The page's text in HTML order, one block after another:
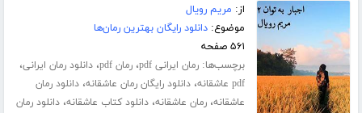
از: مریم رویال
موضوع:دانلود رایگان بهترین رمان‌ها
۵۶۱ صفحه
برچسب‌ها:رمان ایرانی pdf ،رمان pdf ،دانلود رمان ایرانی،
pdf عاشقانه ،دانلود رایگان رمان عاشقانه،دانلود رمان
عاشقانه،رمان عاشقانه،دانلود کتاب عاشقانه،دانلود رمان